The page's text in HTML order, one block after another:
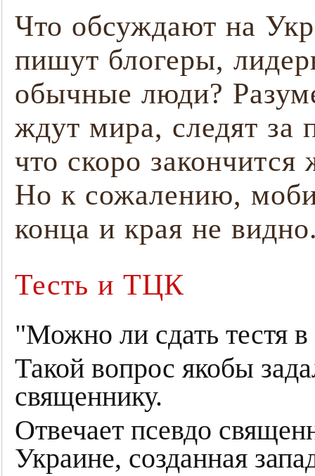
Что обсуждают на
пишут блогеры,
обычные люди?
ждут мира, следят за
что скоро
Но к сожалению,
конца и края не
Тесть и ТЦК
"Можно ли сдать тестя
Такой вопрос якобы
священнику.
Отвечает псевдо
Украине, созданная